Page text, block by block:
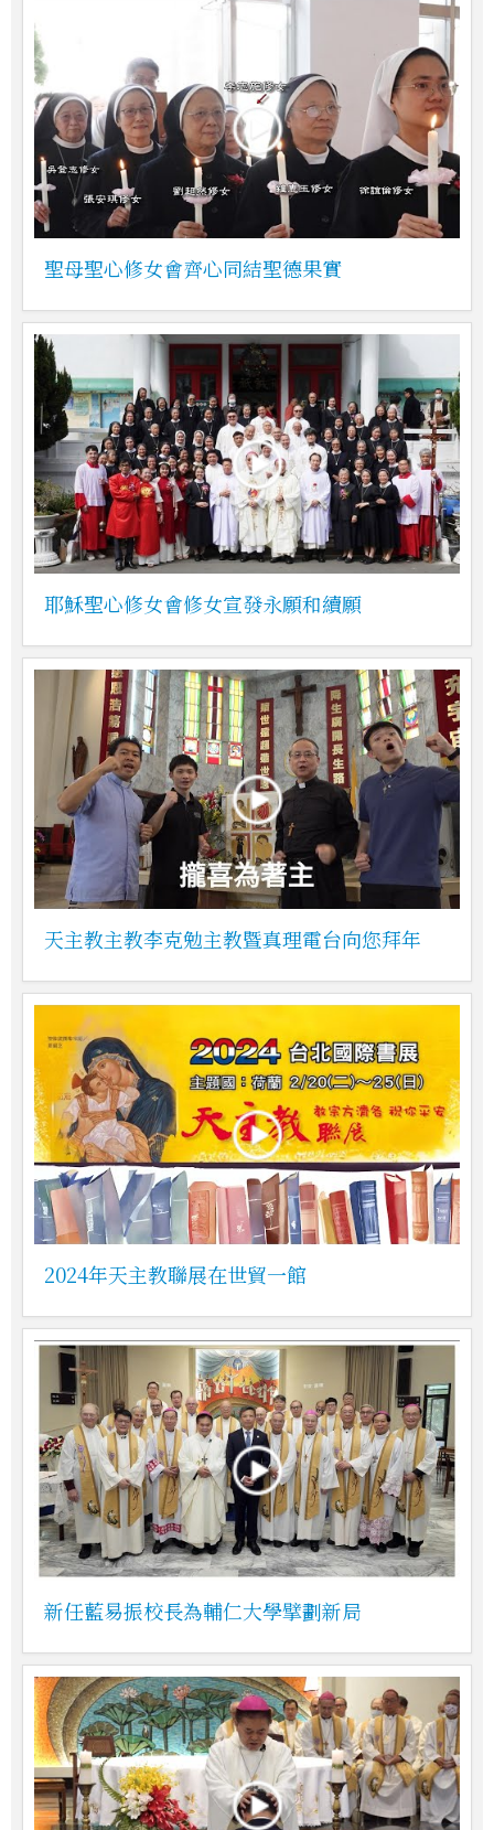
聖母聖心修女會齊心同結聖德果實
耶穌聖心修女會修女宣發永願和續願
天主教主教李克勉主教暨真理電台向您拜年
2024年天主教聯展在世貿一館
新任藍易振校長為輔仁大學擘劃新局